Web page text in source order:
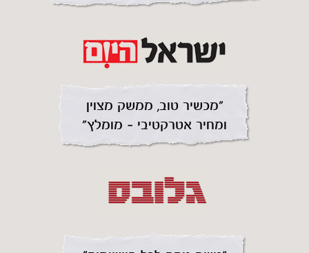
״מכשיר טוב, ממשק מצוין
ומחיר אטרקטיבי – מומלץ״